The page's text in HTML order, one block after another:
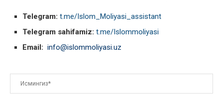
Telegram: t.me/Islom_Moliyasi_assistant
Telegram sahifamiz: t.me/Islommoliyasi
Email: info@islommoliyasi.uz